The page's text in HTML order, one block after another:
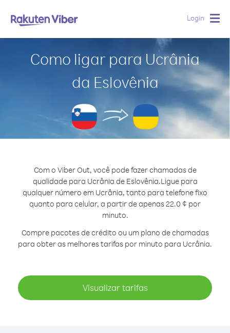
Login
Como ligar para Ucrânia
da Eslovênia
Com o Viber Out, você pode fazer chamadas de
qualidade para Ucrânia de Eslovênia.Ligue para
qualquer número em Ucrânia, tanto para telefone fixo
quanto para celular, a partir de apenas 22.0 ¢ por
minuto.
Compre pacotes de crédito ou um plano de chamadas
para obter as melhores tarifas por minuto para Ucrânia.
Visualizar tarifas